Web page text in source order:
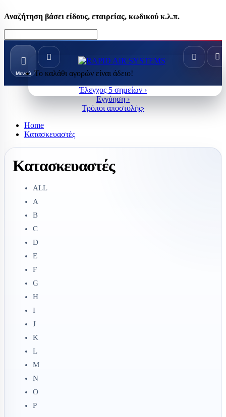
Αναζήτηση βάσει είδους, εταιρείας, κωδικού κ.λ.π.
Μενού Το καλάθι αγορών είναι άδειο!
Έλεγχος 5 σημείων ›
Εγγύηση ›
Τρόποι αποστολής›
Home
Κατασκευαστές
Κατασκευαστές
ALL
A
B
C
D
E
F
G
H
I
J
K
L
M
N
O
P